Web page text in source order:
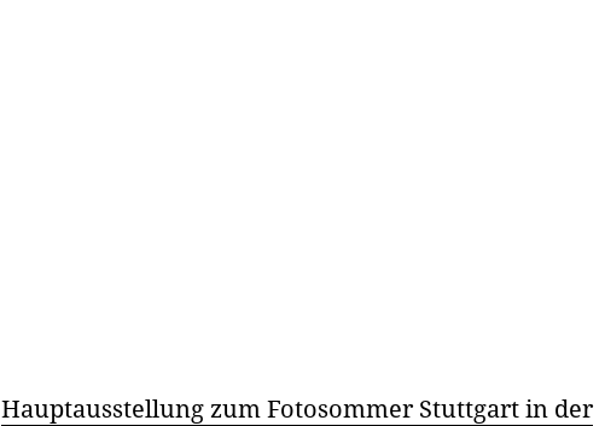
Hauptausstellung zum Fotosommer Stuttgart in der